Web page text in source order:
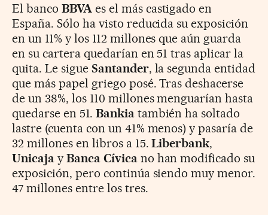
El banco BBVA es el más castigado en
España. Sólo ha visto reducida su exposición
en un 11% y los 112 millones que aún guarda
en su cartera quedarían en 51 tras aplicar la
quita. Le sigue Santander, la segunda entidad
que más papel griego posé. Tras deshacerse
de un 38%, los 110 millones menguarían hasta
quedarse en 51. Bankia también ha soltado
lastre (cuenta con un 41% menos) y pasaría de
32 millones en libros a 15. Liberbank,
Unicaja y Banca Cívica no han modificado su
exposición, pero continúa siendo muy menor.
47 millones entre los tres.